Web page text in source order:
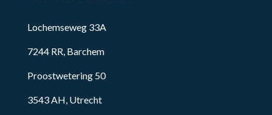
Lochemseweg 33A
7244 RR, Barchem
Proostwetering 50
3543 AH, Utrecht